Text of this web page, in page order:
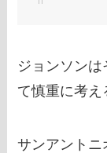
ジョンソン
て慎重に考え
サンアントニ